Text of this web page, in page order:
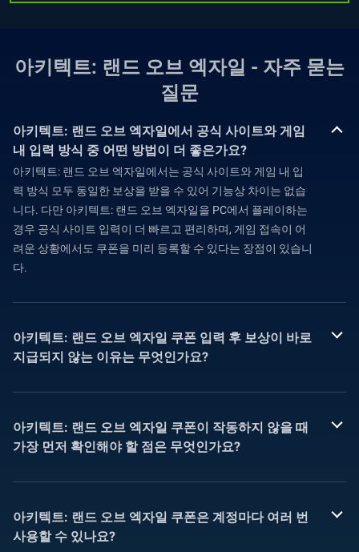
아키텍트: 랜드 오브 엑자일 - 자주 묻는
질문
아키텍트: 랜드 오브 엑자일에서 공식 사이트와 게임
내 입력 방식 중 어떤 방법이 더 좋은가요?
아키텍트: 랜드 오브 엑자일에서는 공식 사이트와 게임 내 입
력 방식 모두 동일한 보상을 받을 수 있어 기능상 차이는 없습
니다. 다만 아키텍트: 랜드 오브 엑자일을 PC에서 플레이하는
경우 공식 사이트 입력이 더 빠르고 편리하며, 게임 접속이 어
려운 상황에서도 쿠폰을 미리 등록할 수 있다는 장점이 있습니
다.
아키텍트: 랜드 오브 엑자일 쿠폰 입력 후 보상이 바로
지급되지 않는 이유는 무엇인가요?
아키텍트: 랜드 오브 엑자일 쿠폰이 작동하지 않을 때
가장 먼저 확인해야 할 점은 무엇인가요?
아키텍트: 랜드 오브 엑자일 쿠폰은 계정마다 여러 번
사용할 수 있나요?